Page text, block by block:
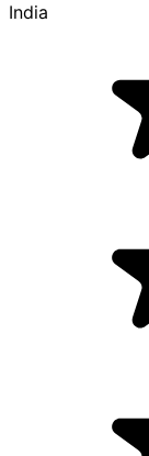
India